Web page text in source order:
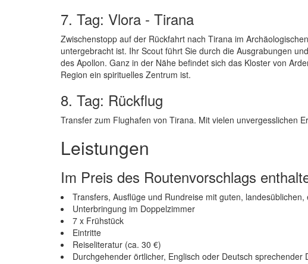
7. Tag: Vlora - Tirana
Zwischenstopp auf der Rückfahrt nach Tirana im
untergebracht ist. Ihr Scout führt Sie durch die Ausgrabungen
des Apollon. Ganz in der Nähe befindet sich das Kloster von
Region ein spirituelles Zentrum ist.
8. Tag: Rückflug
Transfer zum Flughafen von Tirana. Mit vielen unvergesslichen
Leistungen
Im Preis des Routenvorschlags
Transfers, Ausflüge und Rundreise mit guten,
Unterbringung im Doppelzimmer
7 x Frühstück
Eintritte
Reiseliteratur (ca. 30 €)
Durchgehender örtlicher, Englisch oder Deutsch